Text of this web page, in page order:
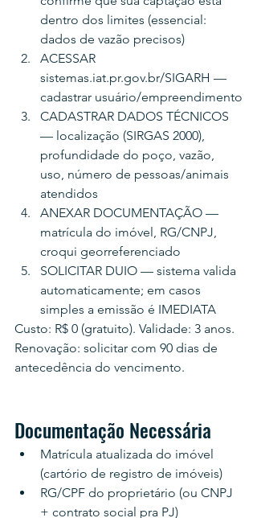
dentro dos limites (essencial:
dados de vazão precisos)
ACESSAR
sistemas.iat.pr.gov.br/SIGARH —
cadastrar usuário/empreendimento
CADASTRAR DADOS TÉCNICOS
— localização (SIRGAS 2000),
profundidade do poço, vazão,
uso, número de pessoas/animais
atendidos
ANEXAR DOCUMENTAÇÃO —
matrícula do imóvel, RG/CNPJ,
croqui georreferenciado
SOLICITAR DUIO — sistema valida
automaticamente; em casos
simples a emissão é IMEDIATA
Custo: R$ 0 (gratuito). Validade: 3 anos.
Renovação: solicitar com 90 dias de
antecedência do vencimento.
Documentação Necessária
Matrícula atualizada do imóvel
(cartório de registro de imóveis)
RG/CPF do proprietário (ou CNPJ
+ contrato social pra PJ)